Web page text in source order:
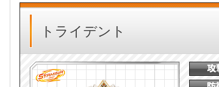
トライデント